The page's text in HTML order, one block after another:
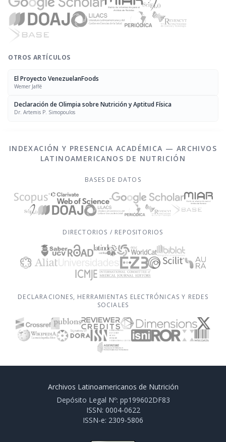
OTROS ARTÍCULOS
El Proyecto VenezuelanFoods
Wemer Jaffé
Declaración de Olimpia sobre Nutrición y Aptitud Física
Dr. Artemis P. Simopoulos
INDEXACIÓN Y PRESENCIA ACADÉMICA — ARCHIVOS
LATINOAMERICANOS DE NUTRICIÓN
BASES DE DATOS
DIRECTORIOS / REPOSITORIOS
DECLARACIONES, HERRAMIENTAS ELECTRÓNICAS Y REDES
SOCIALES
Archivos Latinoamericanos de Nutrición
Depósito Legal Nº: pp199602DF83
ISSN: 0004-0622
ISSN-e: 2309-5806